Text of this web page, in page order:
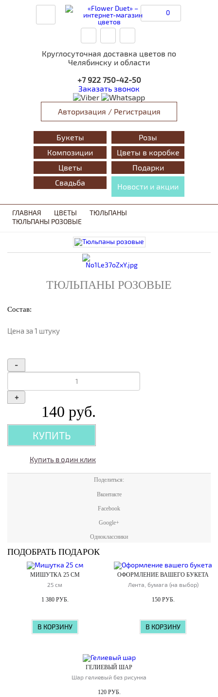
0
Круглосуточная доставка цветов по
Челябинску и области
+7 922 750-42-50
Заказать звонок
Авторизация / Регистрация
Букеты
Розы
Композиции
Цветы в коробке
Цветы
Подарки
Свадьба
Новости и акции
ГЛАВНАЯ ЦВЕТЫ
ТЮЛЬПАНЫ
ТЮЛЬПАНЫ РОЗОВЫЕ
ТЮЛЬПАНЫ РОЗОВЫЕ
Состав:
Цена за 1 штуку
-
+
140 руб.
КУПИТЬ
Купить в один клик
Поделиться:
Вконтакте
Facebook
Google+
Одноклассники
ПОДОБРАТЬ ПОДАРОК
МИШУТКА 25 СМ
25 см
1 380 РУБ.
В КОРЗИНУ
ОФОРМЛЕНИЕ ВАШЕГО БУКЕТА
Лента, бумага (на выбор)
150 РУБ.
В КОРЗИНУ
ГЕЛИЕВЫЙ ШАР
Шар гелиевый без рисунка
120 РУБ.